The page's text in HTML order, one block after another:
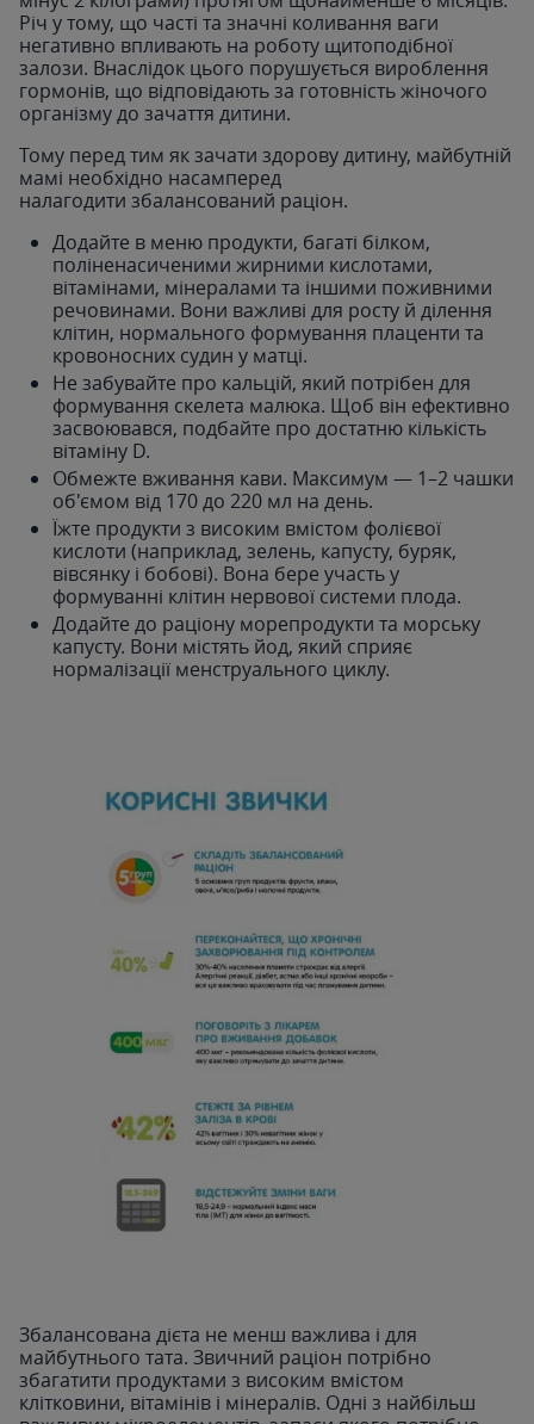
Річ у тому, що часті та значні коливання ваги
негативно впливають на роботу щитоподібної
залози. Внаслідок цього порушується вироблення
гормонів, що відповідають за готовність жіночого
організму до зачаття дитини.
Тому перед тим як зачати здорову дитину, майбутній
мамі необхідно насамперед
налагодити збалансований раціон.
Додайте в меню продукти, багаті білком,
поліненасиченими жирними кислотами,
вітамінами, мінералами та іншими поживними
речовинами. Вони важливі для росту й ділення
клітин, нормального формування плаценти та
кровоносних судин у матці.
Не забувайте про кальцій, який потрібен для
формування скелета малюка. Щоб він ефективно
засвоювався, подбайте про достатню кількість
вітаміну D.
Обмежте вживання кави. Максимум — 1–2 чашки
об'ємом від 170 до 220 мл на день.
Їжте продукти з високим вмістом фолієвої
кислоти (наприклад, зелень, капусту, буряк,
вівсянку і бобові). Вона бере участь у
формуванні клітин нервової системи плода.
Додайте до раціону морепродукти та морську
капусту. Вони містять йод, який сприяє
нормалізації менструального циклу.
Збалансована дієта не менш важлива і для
майбутнього тата. Звичний раціон потрібно
збагатити продуктами з високим вмістом
клітковини, вітамінів і мінералів. Одні з найбільш